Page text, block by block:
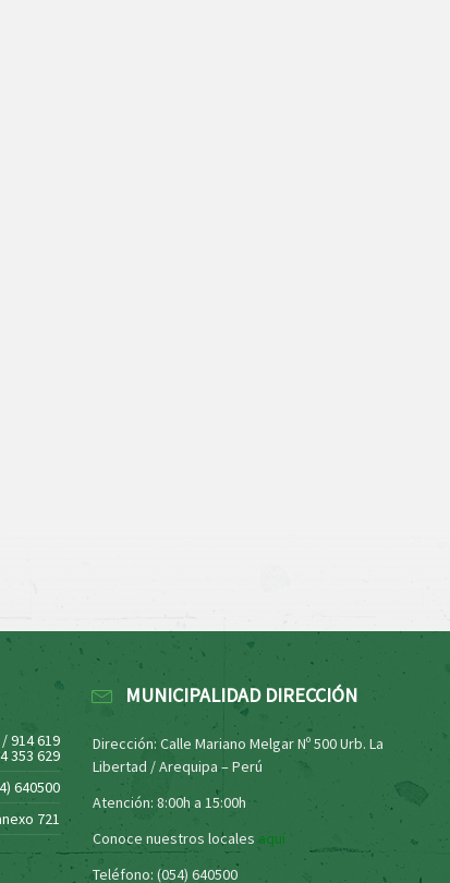
914 619
353 629
640500
721
MUNICIPALIDAD DIRECCIÓN
Dirección: Calle Mariano Melgar Nº 500 Urb. La
Libertad / Arequipa – Perú
Atención: 8:00h a 15:00h
Conoce nuestros locales aquí
Teléfono: (054) 640500